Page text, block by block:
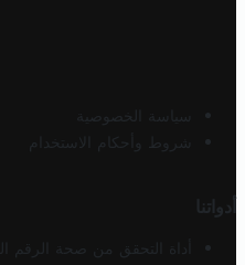
سياسة الخصوصية
شروط وأحكام الاستخدام
أدواتنا
أداة التحقق من صحة الرقم